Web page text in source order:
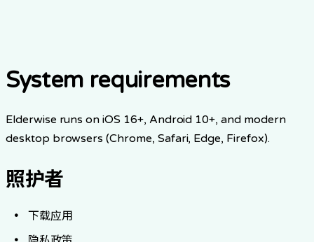
System requirements
Elderwise runs on iOS 16+, Android 10+, and modern
desktop browsers (Chrome, Safari, Edge, Firefox).
照护者
下载应用